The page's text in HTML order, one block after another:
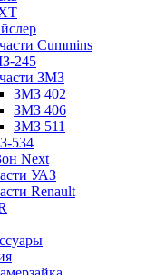
Cummins
245
ЗМЗ
ЗМЗ 402
ЗМЗ 406
ЗМЗ 511
534
Next
УАЗ
Renault